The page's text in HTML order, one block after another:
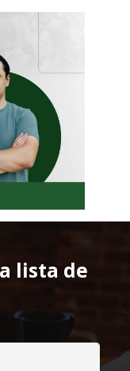
lista de